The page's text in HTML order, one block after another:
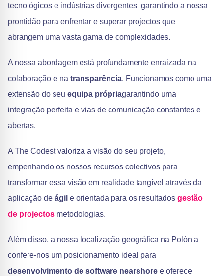
tecnológicos e indústrias divergentes, garantindo a nossa
prontidão para enfrentar e superar projectos que
abrangem uma vasta gama de complexidades.
A nossa abordagem está profundamente enraizada na
colaboração e na transparência. Funcionamos como uma
extensão do seu equipa própriagarantindo uma
integração perfeita e vias de comunicação constantes e
abertas.
A The Codest valoriza a visão do seu projeto,
empenhando os nossos recursos colectivos para
transformar essa visão em realidade tangível através da
aplicação de ágil e orientada para os resultados gestão
de projectos metodologias.
Além disso, a nossa localização geográfica na Polónia
confere-nos um posicionamento ideal para
desenvolvimento de software nearshore e oferece